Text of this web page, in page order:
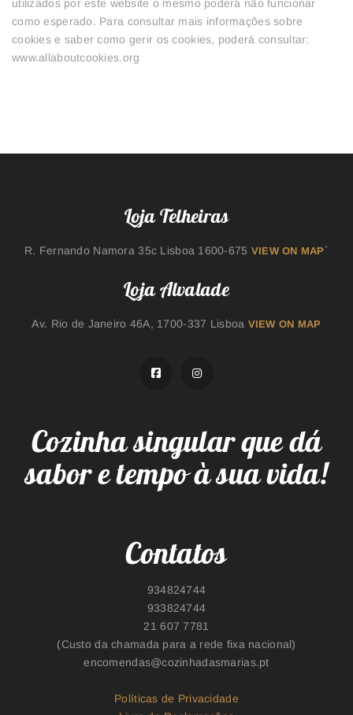
utilizados por este website o mesmo poderá não funcionar
como esperado. Para consultar mais informações sobre
cookies e saber como gerir os cookies, poderá consultar:
www.allaboutcookies.org
Loja Telheiras
R. Fernando Namora 35c Lisboa 1600-675 VIEW ON MAP´
Loja Alvalade
Av. Rio de Janeiro 46A, 1700-337 Lisboa VIEW ON MAP
Cozinha singular que dá
sabor e tempo à sua vida!
Contatos
934824744​
933824744
21 607 7781
(Custo da chamada para a rede fixa nacional)
encomendas@cozinhadasmarias.pt
Políticas de Privacidade